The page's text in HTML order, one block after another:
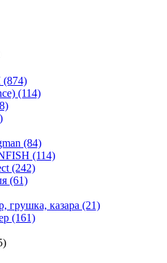
(874)
(114)
(84)
(114)
(242)
(61)
грушка, казара (21)
(161)